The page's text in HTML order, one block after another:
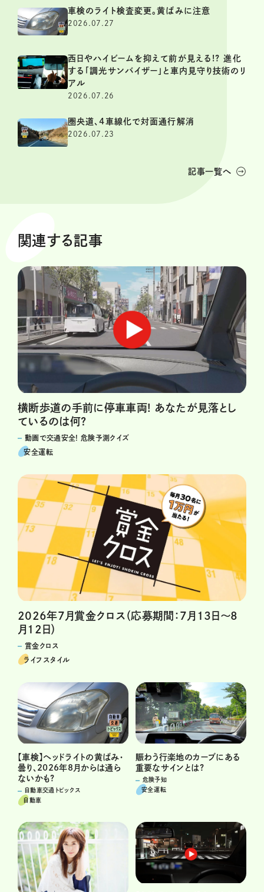
車検のライト検査変更。黄ばみに注意
2026.07.27
西日やハイビームを抑えて前が見える!? 進化
する「調光サンバイザー」と車内見守り技術のリ
アル
2026.07.26
圏央道、4車線化で対面通行解消
2026.07.23
記事一覧へ
関連する記事
横断歩道の手前に停車車両! あなたが見落とし
ているのは何?
動画で交通安全! 危険予測クイズ
安全運転
2026年7月賞金クロス（応募期間：7月13日～8
月12日）
賞金クロス
ライフスタイル
【車検】ヘッドライトの黄ばみ・
曇り、2026年8月からは通ら
ないかも?
自動車交通トピックス
自動車
賑わう行楽地のカーブにある
重要なサインとは?
危険予知
安全運転